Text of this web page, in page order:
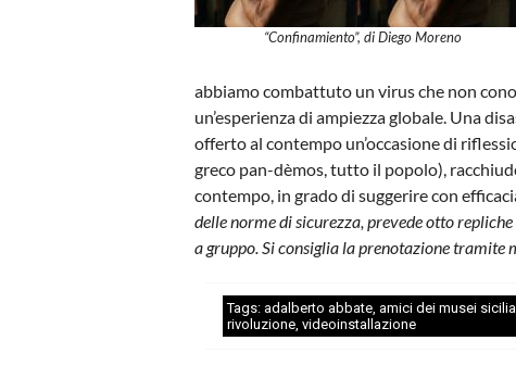
“Confinamiento”, di Diego Moreno
abbiamo combattuto un virus che non
un’esperienza di ampiezza globale. Una
offerto al contempo un’occasione di
greco pan-dèmos, tutto il popolo),
contempo, in grado di suggerire con
delle norme di sicurezza, prevede otto
a gruppo. Si consiglia la prenotazione tramite
Tags:adalberto abbate ,amici dei musei
rivoluzione ,videoinstallazione